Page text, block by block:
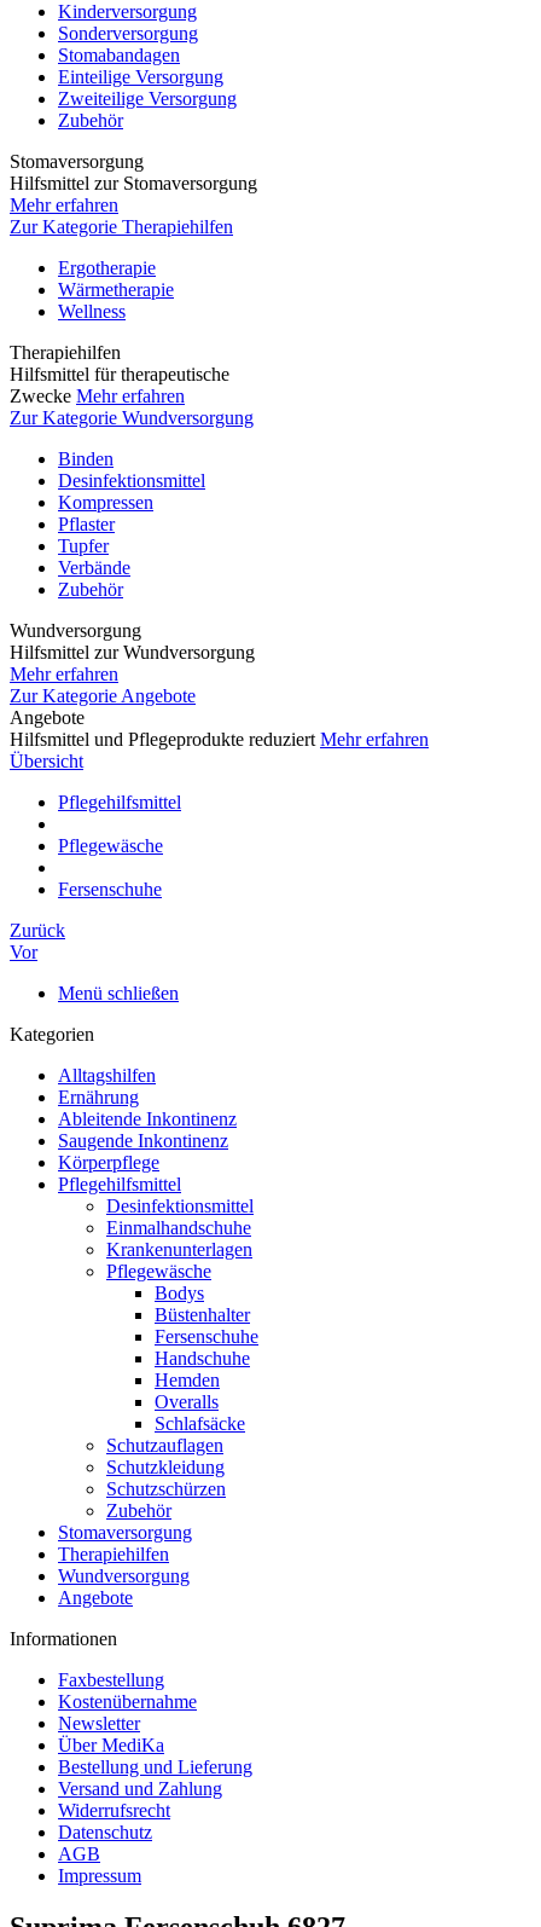
Kinderversorgung
Sonderversorgung
Stomabandagen
Einteilige Versorgung
Zweiteilige Versorgung
Zubehör
Stomaversorgung
Hilfsmittel zur Stomaversorgung
Mehr erfahren
Zur Kategorie Therapiehilfen
Ergotherapie
Wärmetherapie
Wellness
Therapiehilfen
Hilfsmittel für therapeutische
Zwecke Mehr erfahren
Zur Kategorie Wundversorgung
Binden
Desinfektionsmittel
Kompressen
Pflaster
Tupfer
Verbände
Zubehör
Wundversorgung
Hilfsmittel zur Wundversorgung
Mehr erfahren
Zur Kategorie Angebote
Angebote
Hilfsmittel und Pflegeprodukte reduziert Mehr erfahren
Übersicht
Pflegehilfsmittel
Pflegewäsche
Fersenschuhe
Zurück
Vor
Menü schließen
Kategorien
Alltagshilfen
Ernährung
Ableitende Inkontinenz
Saugende Inkontinenz
Körperpflege
Pflegehilfsmittel
Desinfektionsmittel
Einmalhandschuhe
Krankenunterlagen
Pflegewäsche
Bodys
Büstenhalter
Fersenschuhe
Handschuhe
Hemden
Overalls
Schlafsäcke
Schutzauflagen
Schutzkleidung
Schutzschürzen
Zubehör
Stomaversorgung
Therapiehilfen
Wundversorgung
Angebote
Informationen
Faxbestellung
Kostenübernahme
Newsletter
Über MediKa
Bestellung und Lieferung
Versand und Zahlung
Widerrufsrecht
Datenschutz
AGB
Impressum